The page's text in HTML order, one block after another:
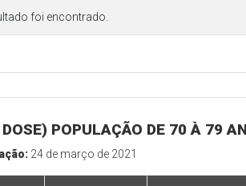
foi encontrado.
POPULAÇÃO DE 70 À 79
24 de março de 2021